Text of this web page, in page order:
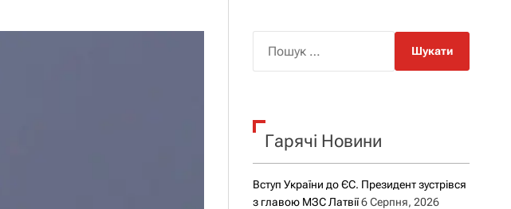
о
в
о
г
у
к
Гарячі Новини
Вступ України до ЄС. Президент зустрівся
з главою МЗС Латвії 6 Серпня, 2026